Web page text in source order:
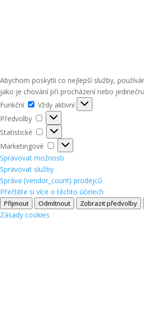
Abychom poskytli co nejlepší služby,
jako je chování při procházení nebo
Funkční
Funkční
Vždy aktivní
Předvolby
Předvolby
Statistické
Statistické
Marketingové
Marketingové
Spravovat možnosti
Spravovat služby
Správa {vendor_count} prodejců
Přečtěte si více o těchto účelech
Přijmout Odmítnout Zobrazit předvolby
Zásady cookies